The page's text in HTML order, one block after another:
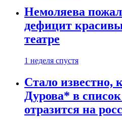
Немоляева
дефицит
театре
1 неделя спустя
Стало известно,
Дурова* в
отразится на